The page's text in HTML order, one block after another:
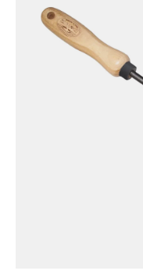
Vánoce
Přihlášení